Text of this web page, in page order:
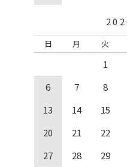
等を防止するため、必要
策、コンピュータウイル
ィ対策を講じます。
当社は、委託業務先とは
約を締結し、委託業務先
個人情報の利用は、収集
じ権限を与えられた者の
個人情報の目的外利用、
部への送信等の個人情報
当社従業者は、業務上知
日 月 火
1
6
7 8
13
14 15
20
21 22
27
28 29